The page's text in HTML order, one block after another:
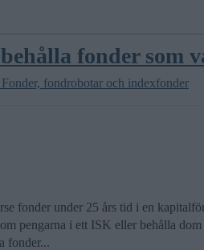
fonder som
Fonder, fondrobotar och indexfonder
fonder under 25 års tid i en
pengarna i ett ISK eller behålla
fonder...